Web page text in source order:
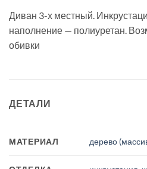
Диван 3-х местный.
наполнение — полиуретан.
обивки
ДЕТАЛИ
МАТЕРИАЛ дерево